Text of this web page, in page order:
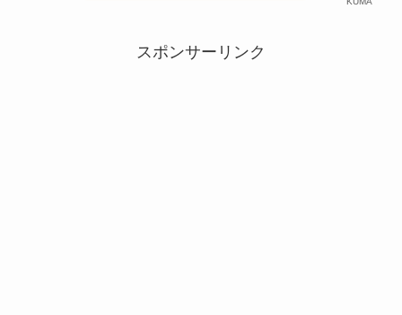
スポンサーリンク